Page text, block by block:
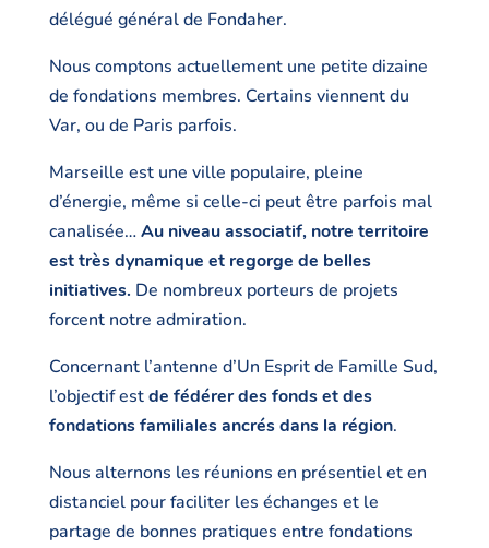
délégué général de Fondaher.
Nous comptons actuellement une petite dizaine
de fondations membres. Certains viennent du
Var, ou de Paris parfois.
Marseille est une ville populaire, pleine
d’énergie, même si celle-ci peut être parfois mal
canalisée…Au niveau associatif, notre territoire
est très dynamique et regorge de belles
initiatives. De nombreux porteurs de projets
forcent notre admiration.
Concernant l’antenne d’Un Esprit de Famille Sud,
l’objectif estde fédérer des fonds et des
fondations familiales ancrés dans la région.
Nous alternons les réunions en présentiel et en
distanciel pour faciliter les échanges et le
partage de bonnes pratiques entre fondations